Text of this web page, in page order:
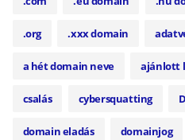
.org .xxx domain
a hét domain neve ajánlott
csalás cybersquatting
domain eladás domainjog